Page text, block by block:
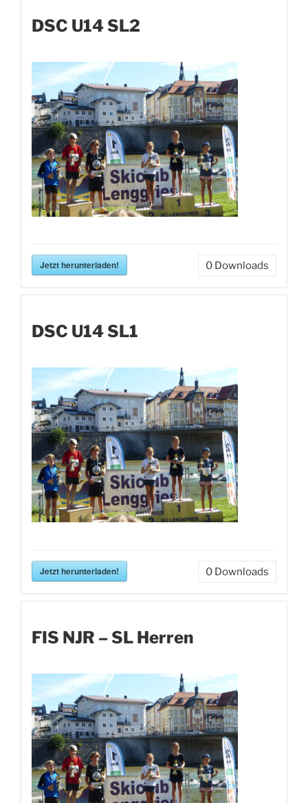
DSC U14 SL2
Jetzt herunterladen! 0 Downloads
DSC U14 SL1
Jetzt herunterladen! 0 Downloads
FIS NJR – SL Herren